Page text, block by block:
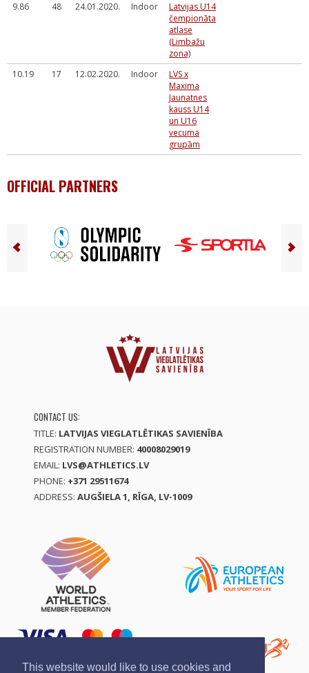
This website would like to use cookies and
9.86 48 24.01.2020. Indoor
Latvijas U14
čempionāta
atlase
(Limbažu
zona)
10.19 17 12.02.2020. Indoor
LVS x
Maxima
Jaunatnes
kauss U14
un U16
vecuma
grupām
OFFICIAL PARTNERS
CONTACT US:
TITLE: LATVIJAS VIEGLATLĒTIKAS SAVIENĪBA
REGISTRATION NUMBER: 40008029019
EMAIL: LVS@ATHLETICS.LV
PHONE: +371 29511674
ADDRESS: AUGŠIELA 1, RĪGA, LV-1009